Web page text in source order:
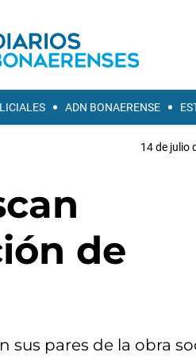
ADN BONAERENSE
14 de julio
de
pares de la obra